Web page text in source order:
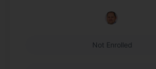
Not Enrolled